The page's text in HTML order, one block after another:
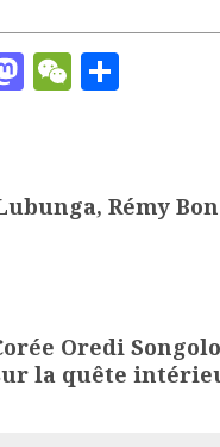
Mastodon
WeChat
Rémy
Oredi
la quête